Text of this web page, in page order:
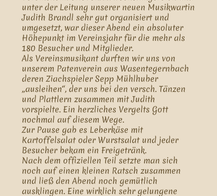
unter der Leitung unserer neuen Musikwartin
Judith Brandl sehr gut organisiert und
umgesetzt, war dieser Abend ein absoluter
Höhepunkt im Vereinsjahr für die mehr als
180 Besucher und Mitglieder.
Als Vereinsmusikant durften wir uns von
unserem Patenverein aus Wasentegernbach
deren Ziachspieler Sepp Mühlhuber
„ausleihen“, der uns bei den versch. Tänzen
und Plattlern zusammen mit Judith
vorspielte. Ein herzliches Vergelts Gott
nochmal auf diesem Wege.
Zur Pause gab es Leberkäse mit
Kartoffelsalat oder Wurstsalat und jeder
Besucher bekam ein Freigetränk.
Nach dem offiziellen Teil setzte man sich
noch auf einen kleinen Ratsch zusammen
und ließ den Abend noch gemütlich
ausklingen. Eine wirklich sehr gelungene